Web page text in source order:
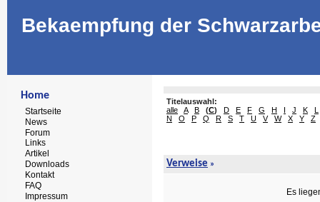
Bekaempfung der
Home
Startseite
News
Forum
Links
Artikel
Downloads
Kontakt
FAQ
Impressum
Titelauswahl:
alle
A B (C) D E F G H I J K
L
N
O P Q R S T U V W X Y Z
Verweise »
Es